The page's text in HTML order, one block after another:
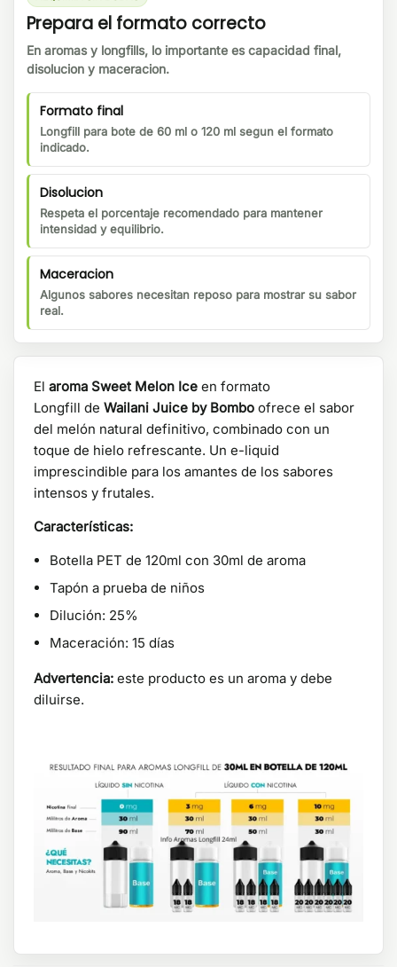
Prepara el formato correcto
En aromas y longfills, lo importante es capacidad final,
disolucion y maceracion.
Formato final
Longfill para bote de 60 ml o 120 ml segun el formato
indicado.
Disolucion
Respeta el porcentaje recomendado para mantener
intensidad y equilibrio.
Maceracion
Algunos sabores necesitan reposo para mostrar su sabor
real.
El aroma Sweet Melon Ice en formato
Longfill de Wailani Juice by Bombo ofrece el sabor
del melón natural definitivo, combinado con un
toque de hielo refrescante. Un e-liquid
imprescindible para los amantes de los sabores
intensos y frutales.
Características:
Botella PET de 120ml con 30ml de aroma
Tapón a prueba de niños
Dilución: 25%
Maceración: 15 días
Advertencia: este producto es un aroma y debe
diluirse.